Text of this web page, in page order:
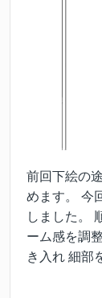
前回下絵の
めます。 今
しました。
ーム感を調
き入れ 細部